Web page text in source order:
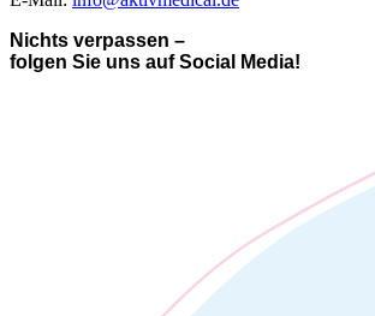
Nichts verpassen –
folgen Sie uns auf Social Media!